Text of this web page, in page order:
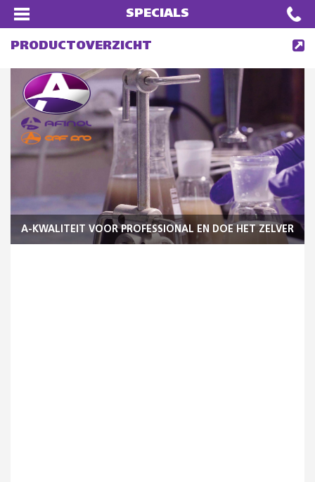
SPECIALS
PRODUCTOVERZICHT
A-KWALITEIT VOOR PROFESSIONAL EN DOE HET ZELVER